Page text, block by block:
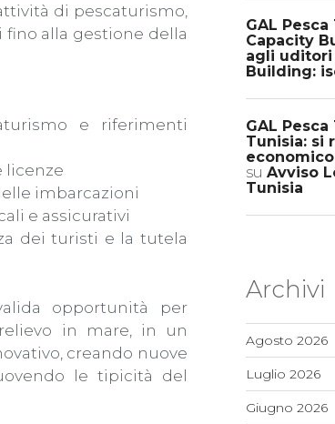
di pescaturismo,
alla gestione della
e riferimenti
licenze
imbarcazioni
e assicurativi
dei turisti e la tutela
opportunità per
in mare, in un
creando nuove
le tipicità del
GAL
Capacity
agli uditori
Building:
GAL
Tunisia: si
su Avviso
Tunisia
Archivi
Agosto 2026
Luglio 2026
Giugno 2026